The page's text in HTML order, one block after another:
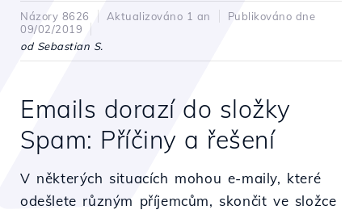
Názory 8626 Aktualizováno 1 an
Publikováno dne
09/02/2019
od Sebastian S.
Emails dorazí do složky
Spam: Příčiny a řešení
V některých situacích mohou e-maily, které
odešlete různým příjemcům, skončit ve složce